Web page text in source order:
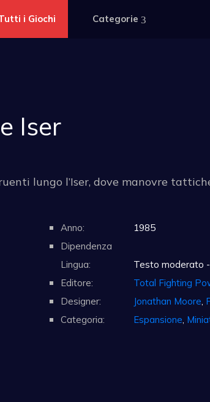
i Giochi Categorie
Iser
lungo l’Iser, dove manovre
Anno:
1985
Dipendenza
Lingua:
Testo moderato
Editore:
Total Fighting
Designer:
Jonathan Moore
Categoria:
Espansione